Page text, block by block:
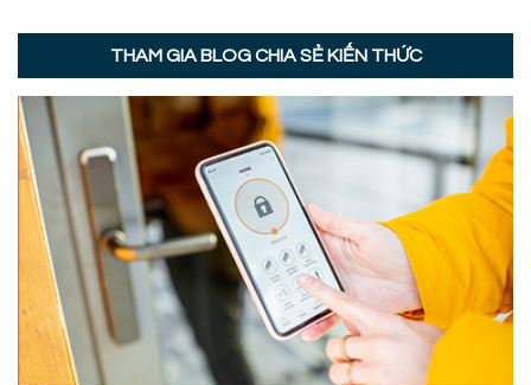
THAM GIA BLOG CHIA SẺ KIẾN THỨC